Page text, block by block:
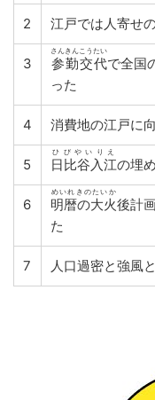
2 江戸では人寄せ
3 参勤交代
さんきんこうたい
で全国
った
4 消費地の江戸に
5 日比谷入江
ひびやいりえ
の埋
6 明暦の大火
めいれきのたいか
後計
た
7 人口過密と強風